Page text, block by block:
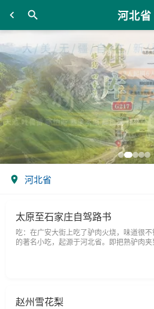
河北省
河北省
太原至石家庄自驾路书
吃：在广安大街上吃了驴肉火烧，味道很
的著名小吃，起源于河北省。即把熟驴肉
赵州雪花梨